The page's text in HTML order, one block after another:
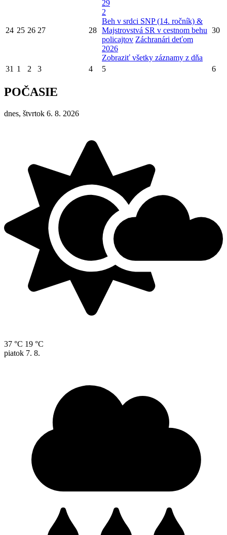
24 25 26 27 28
29
2
Beh v srdci SNP (14. ročník) &
Majstrovstvá SR v cestnom behu
policajtov Záchranári deťom
2026
Zobraziť všetky záznamy z dňa
30
31 1 2 3 4 5 6
POČASIE
dnes, štvrtok 6. 8. 2026
37 °C 19 °C
piatok 7. 8.